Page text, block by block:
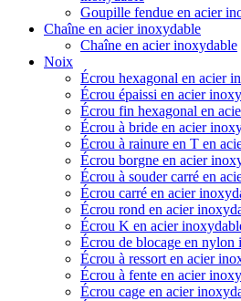
Goupille fendue en acier
Chaîne en acier inoxydable
Chaîne en acier inoxydable
Noix
Écrou hexagonal en acier
Écrou épaissi en acier
Écrou fin hexagonal en
Écrou à bride en acier
Écrou à rainure en T en
Écrou borgne en acier
Écrou à souder carré en
Écrou carré en acier
Écrou rond en acier
Écrou K en acier
Écrou de blocage en nylon
Écrou à ressort en acier
Écrou à fente en acier
Écrou cage en acier